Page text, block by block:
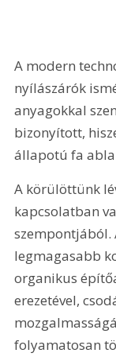
A modern
nyílászárók
anyagokkal
bizonyított,
állapotú fa
A körülöttünk
kapcsolatban
szempontjából.
legmagasabb
organikus
erezetével,
folyamatosan